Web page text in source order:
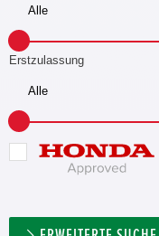
Erstzulassung